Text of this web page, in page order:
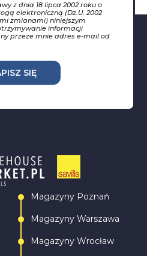
z dnia 18 lipca 2002 roku o
elektroniczną (Dz.U. 2002
zmianami) niniejszym
informacji
przeze mnie adres e-mail od
SIĘ
Magazyny Poznań
Magazyny Warszawa
Magazyny Wrocław